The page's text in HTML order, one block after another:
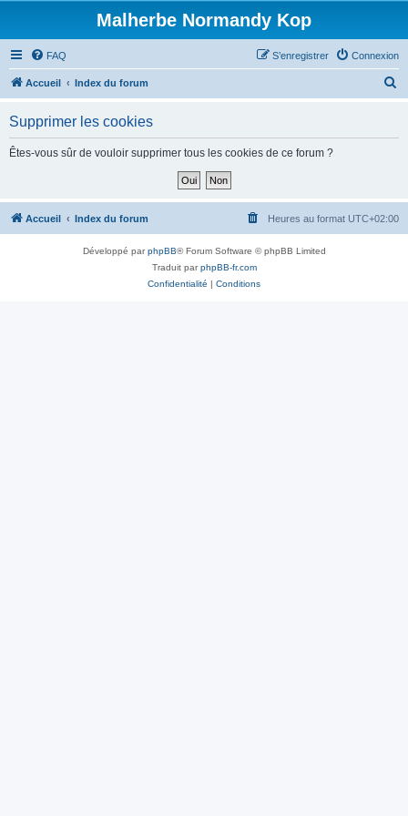
Malherbe Normandy Kop
FAQ Connexion
S’enregistrer
Accueil Index du forum
h
Supprimer les cookies
Êtes-vous sûr de vouloir supprimer tous les cookies de ce forum ?
Accueil Index du forum Heures au format UTC+02:00
Développé parphpBB® Forum Software © phpBB Limited
Traduit parphpBB-fr.com
Confidentialité | Conditions